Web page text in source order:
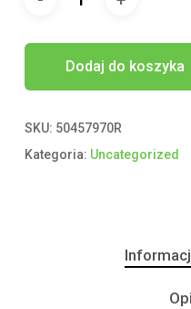
Dodaj do koszyka
SKU: 50457970R
Kategoria: Uncategorized